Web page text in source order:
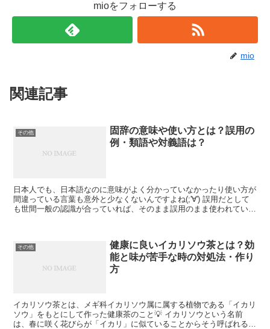
mioをフォローする
mio
関連記事
その他
固辞の意味や使い方とは？誤用の
例・類語や対義語は？
日本人でも、日本語なのに意味がよく分かっていなかったり使い方が
間違っている言葉も意外と少なくないんですよね(;'∀') 誤用だとして
も世間一般の認識が合っていれば、そのまま誤用のまま使われている
その他
健康に良いイカリソウ茶とは？効
能と味が苦手な時の対処法・作り
方
イカリソウ茶とは、メギ科イカリソウ属に属する植物である「イカリ
ソウ」をもとにして作った健康茶のこと💡 イカリソウという名前
は、春に咲く花びらが「イカリ」に似ていることからそう呼ばれるよ